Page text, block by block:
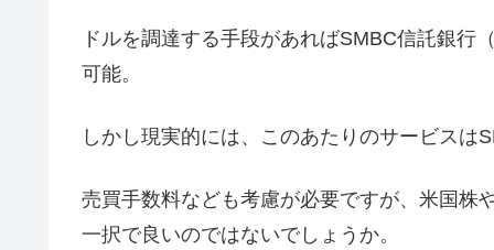
ドルを調達する手段があればSMBC信託銀行
可能。
しかし現実的には、このあたりのサービスは
売買手数料なども考慮が必要ですが、米国株
一択で良いのではないでしょうか。